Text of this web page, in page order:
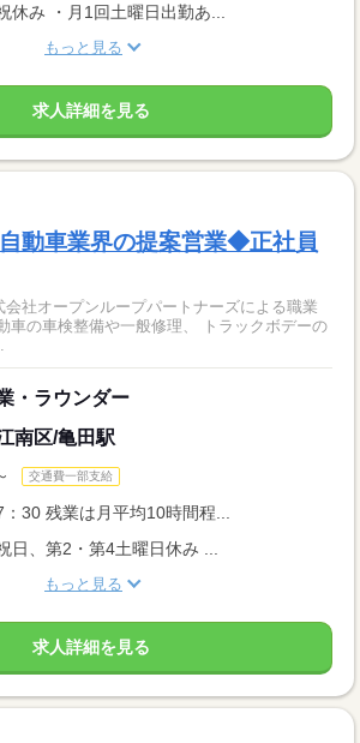
休み ・月1回土曜日出勤あ...
もっと見る
求人詳細を見る
自動車業界の提案営業◆正社員
社オープンループパートナーズによる職業
車の車検整備や一般修理、 トラックボデーの
・ラウンダー
南区/亀田駅
交通費一部支給
：30 残業は月平均10時間程...
日、第2・第4土曜日休み ...
もっと見る
求人詳細を見る